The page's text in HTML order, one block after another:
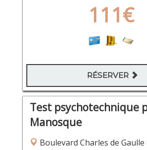
111€
RÉSERVER
Test psychotechnique
Manosque
Boulevard Charles de Gaulle